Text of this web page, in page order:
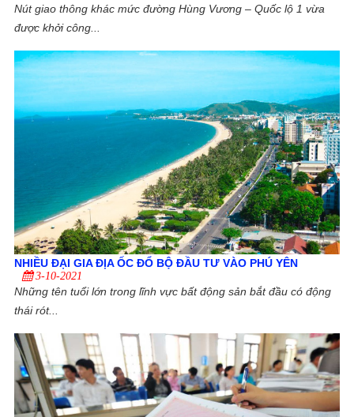
Nút giao thông khác mức đường Hùng Vương – Quốc lộ 1 vừa
được khởi công...
NHIỀU ĐẠI GIA ĐỊA ỐC ĐỔ BỘ ĐẦU TƯ VÀO PHÚ YÊN
3-10-2021
Những tên tuổi lớn trong lĩnh vực bất động sản bắt đầu có động
thái rót...